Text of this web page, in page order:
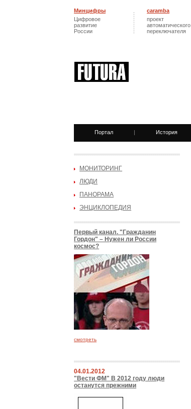
Минцифры
Цифровое
развитие
России
caramba
проект
автоматического
переключателя
Портал | История
МОНИТОРИНГ
ЛЮДИ
ПАНОРАМА
ЭНЦИКЛОПЕДИЯ
Первый канал. "Гражданин
Гордон" – Нужен ли России
космос?
смотреть
04.01.2012
"Вести ФМ" В 2012 году люди
останутся прежними